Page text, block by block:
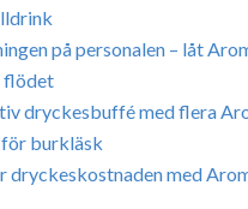
på personalen – låt
flödet
dryckesbuffé med flera
burkläsk
dryckeskostnaden med